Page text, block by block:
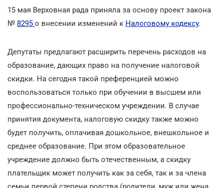
15 мая Верховная рада приняла за основу проект закона
№ 8295 о внесении изменений к Налоговому кодексу.
Депутаты предлагают расширить перечень расходов на
образование, дающих право на получение налоговой
скидки. На сегодня такой преференцией можно
воспользоваться только при обучении в высшем или
профессионально-техническом учреждении. В случае
принятия документа, налоговую скидку также можно
будет получить, оплачивая дошкольное, внешкольное и
среднее образование. При этом образовательное
учреждение должно быть отечественным, а скидку
плательщик может получить как за себя, так и за члена